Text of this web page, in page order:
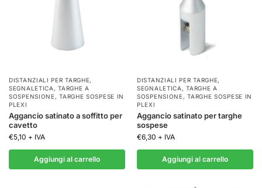
DISTANZIALI PER TARGHE,
SEGNALETICA ,TARGHE A
SOSPENSIONE,TARGHE SOSPESE IN
PLEXI
Aggancio satinato a soffitto per
cavetto
€5,10 + IVA
Aggiungi al carrello
DISTANZIALI PER TARGHE,
SEGNALETICA ,TARGHE A
SOSPENSIONE,TARGHE SOSPESE IN
PLEXI
Aggancio satinato per targhe
sospese
€6,30 + IVA
Aggiungi al carrello